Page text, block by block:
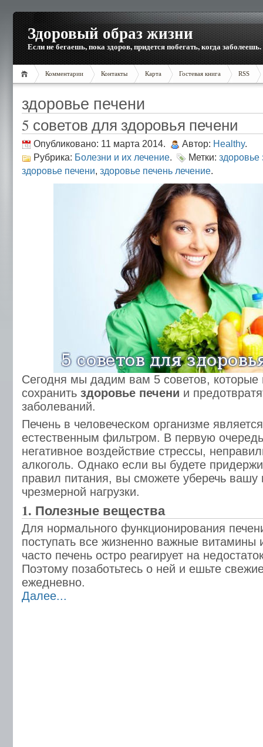
Здоровый образ жизни
Если не бегаешь, пока здоров, придется побегать, когда заболеешь.
Комментарии Контакты Карта Гостевая книга RSS
здоровье печени
5 советов для здоровья печени
Опубликовано: 11 марта 2014. Автор: Healthy.
Рубрика: Болезни и их лечение. Метки: здоровье
здоровье печени, здоровье печень лечение.
Сегодня мы дадим вам 5 советов, которые
сохранить здоровье печени и
заболеваний.
Печень в человеческом организме
естественным фильтром. В первую
негативное воздействие стрессы,
алкоголь. Однако если вы будете
правил питания, вы сможете уберечь вашу
чрезмерной нагрузки.
1. Полезные вещества
Для нормального функционирования
поступать все жизненно важные
часто печень остро реагирует на
Поэтому позаботьтесь о ней и ешьте
ежедневно.
Далее...